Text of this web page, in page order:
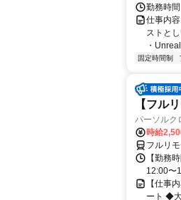
勤務時
仕事内
ストと
・
固定時間制
【フル
パーソルク
時給
フルリモ
【勤務
12:00〜
【仕事
ート ◆